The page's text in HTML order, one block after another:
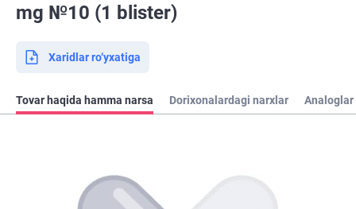
mg №10 (1 blister)
Xaridlar ro‘yxatiga
Tovar haqida hamma narsa Dorixonalardagi narxlar Analoglar